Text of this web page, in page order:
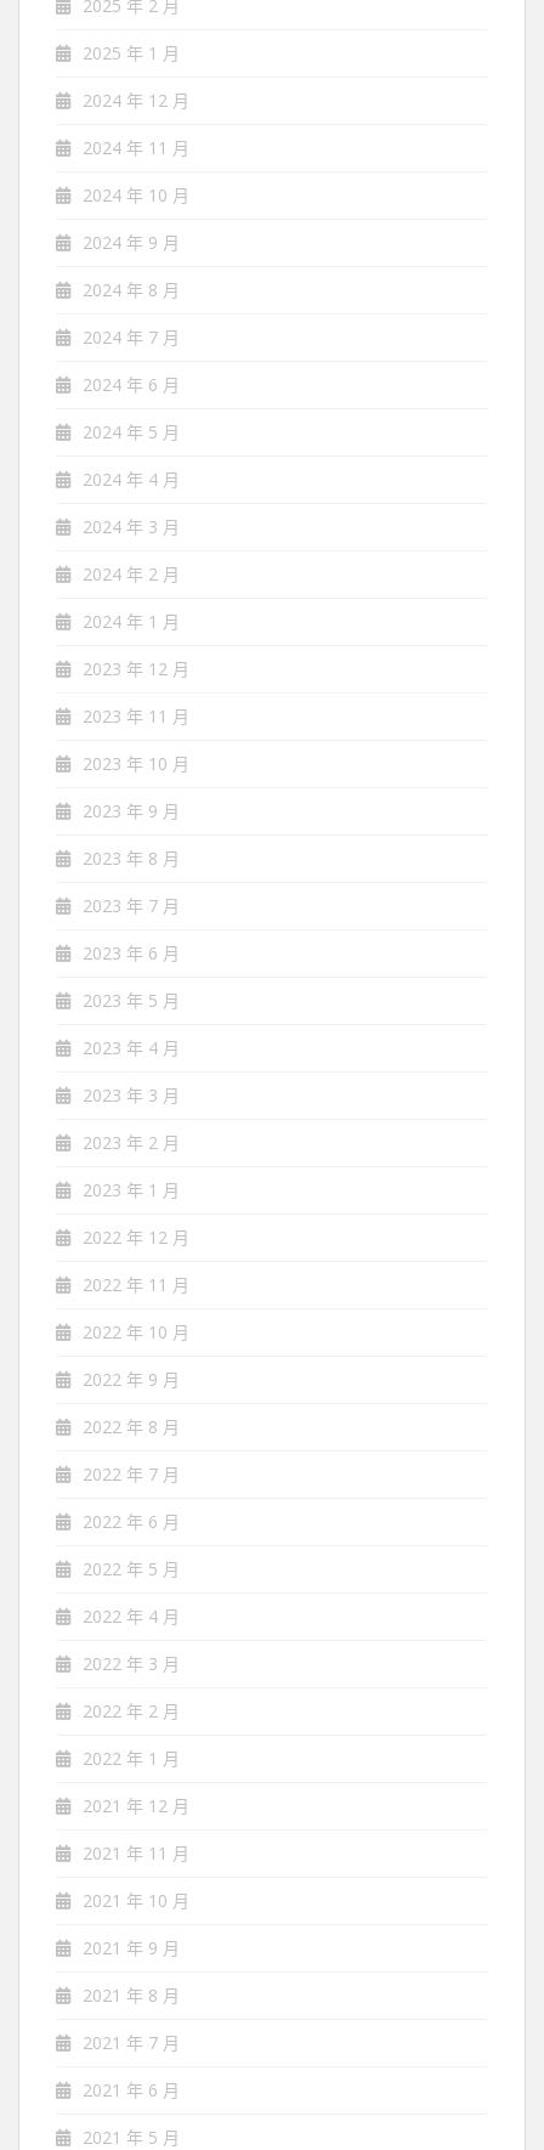
2025 年 2 月
2025 年 1 月
2024 年 12 月
2024 年 11 月
2024 年 10 月
2024 年 9 月
2024 年 8 月
2024 年 7 月
2024 年 6 月
2024 年 5 月
2024 年 4 月
2024 年 3 月
2024 年 2 月
2024 年 1 月
2023 年 12 月
2023 年 11 月
2023 年 10 月
2023 年 9 月
2023 年 8 月
2023 年 7 月
2023 年 6 月
2023 年 5 月
2023 年 4 月
2023 年 3 月
2023 年 2 月
2023 年 1 月
2022 年 12 月
2022 年 11 月
2022 年 10 月
2022 年 9 月
2022 年 8 月
2022 年 7 月
2022 年 6 月
2022 年 5 月
2022 年 4 月
2022 年 3 月
2022 年 2 月
2022 年 1 月
2021 年 12 月
2021 年 11 月
2021 年 10 月
2021 年 9 月
2021 年 8 月
2021 年 7 月
2021 年 6 月
2021 年 5 月